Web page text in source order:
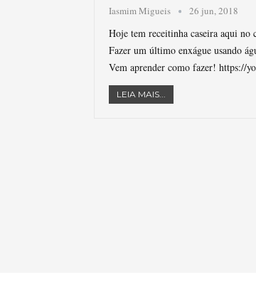
Iasmim Migueis 26 jun, 2018
Hoje tem receitinha caseira aqui no
Fazer um último enxágue usando
Vem aprender como fazer! https://
LEIA MAIS...